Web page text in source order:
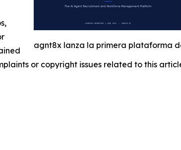
agnt8x lanza la primera plataforma
or copyright issues related to this